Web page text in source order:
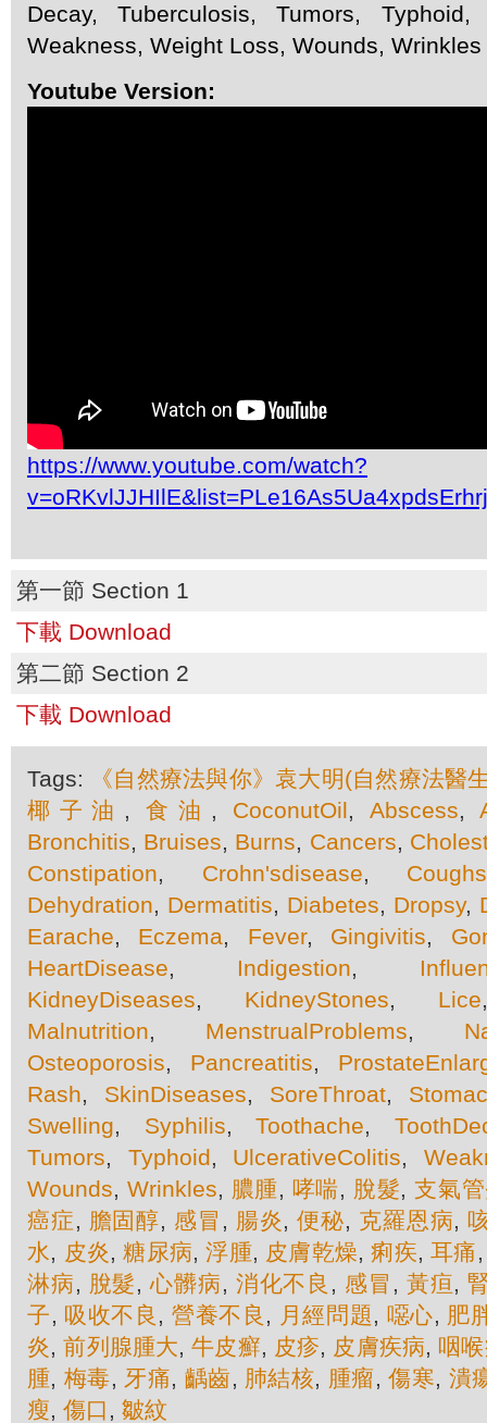
Decay, Tuberculosis, Tumors,
Weakness, Weight Loss, Wounds, Wrinkles
Youtube Version:
https://www.youtube.com/watch?
第一節 Section 1
下載 Download
第二節 Section 2
下載 Download
Tags:
《自然療法與你》袁大明(自然療法醫
椰子油 ,食油 , CoconutOil, Abscess,
Bronchitis, Bruises, Burns, Cancers,
Constipation, Crohn'sdisease, Coughs
Dehydration, Dermatitis, Diabetes, Dropsy,
Earache, Eczema, Fever, Gingivitis,
HeartDisease, Indigestion,
KidneyDiseases, KidneyStones, Lice
Malnutrition, MenstrualProblems,
Osteoporosis, Pancreatitis,
Rash, SkinDiseases, SoreThroat,
Swelling, Syphilis, Toothache,
Tumors, Typhoid, UlcerativeColitis,
Wounds, Wrinkles, 膿腫, 哮喘, 脫髮,支氣
癌症, 膽固醇, 感冒 , 腸炎,便秘, 克羅恩病,
水, 皮炎,糖尿病,浮腫, 皮膚乾燥,痢疾, 耳痛
淋病, 脫髮,心髒病, 消化不良 , 感冒 , 黃疸,
子, 吸收不良 ,營養不良 , 月經問題, 噁心, 肥
炎,前列腺腫大,牛皮癬, 皮疹, 皮膚疾病, 咽
腫, 梅毒, 牙痛, 齲齒, 肺結核, 腫瘤,傷寒, 潰
瘦, 傷口 , 皺紋